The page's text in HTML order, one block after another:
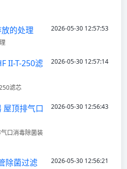
的处理 2026-05-30 12:57:53
II-T-250滤
滤芯
2026-05-30 12:57:14
屋顶排气口
2026-05-30 12:56:43
除菌过滤
2026-05-30 12:56:21